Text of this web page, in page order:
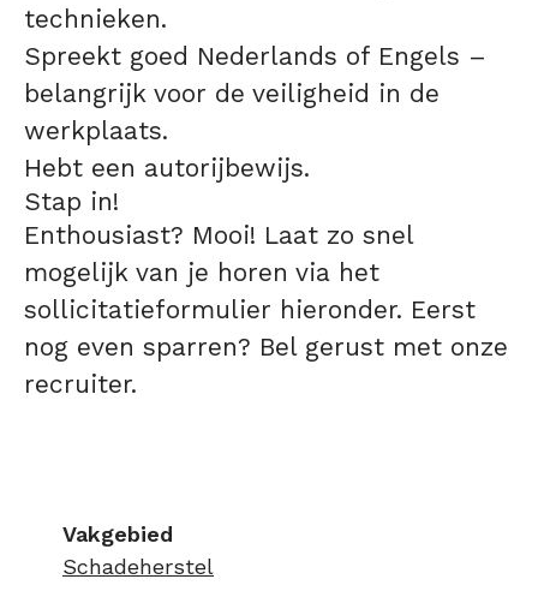
technieken.
Spreekt goed Nederlands of Engels –
belangrijk voor de veiligheid in de
werkplaats.
Hebt een autorijbewijs.
Stap in!
Enthousiast? Mooi! Laat zo snel
mogelijk van je horen via het
sollicitatieformulier hieronder. Eerst
nog even sparren? Bel gerust met onze
recruiter.
Vakgebied
Schadeherstel